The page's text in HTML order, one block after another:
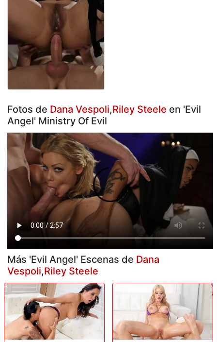
Fotos de Dana Vespoli,Riley Steele en 'Evil
Angel' Ministry Of Evil
Más 'Evil Angel' Escenas de Dana
Vespoli,Riley Steele